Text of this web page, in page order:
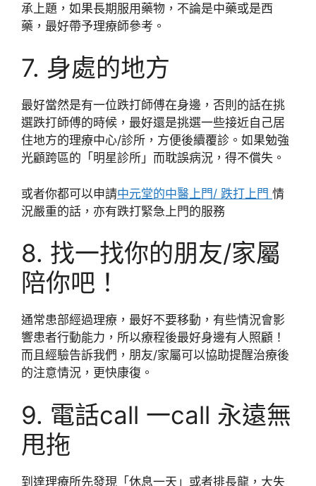
承上題，如果長期服用藥物，不論是中藥或是西
藥，最好帶予理療師參考。
7. 身處的地方
最好當然是有一位跌打師傅在身邊，否則的話在挑
選跌打師傅的時候，最好還是挑選一些接近自己居
住地方的理療中心/診所，方便後續覆診。如果勉強
光顧跨區的「明星診所」而耽誤病況，得不償失。
或者你都可以申請中元堂的中醫上門/ 跌打上門 情
況嚴重的話，亦有跌打緊急上門的服務
8. 找一找你的朋友/家屬
陪你吧！
通常患部經過理療，最好不要移動，有些情況會影
響患者行動能力，所以療程後最好身邊有人照顧！
而且經驗告訴我們，朋友/家屬可以協助提醒治療後
的注意情況，更快康復。
9. 電話call 一call 永遠無
甩拖
到達理療所先發現「休息一天」或者排長龍，大失